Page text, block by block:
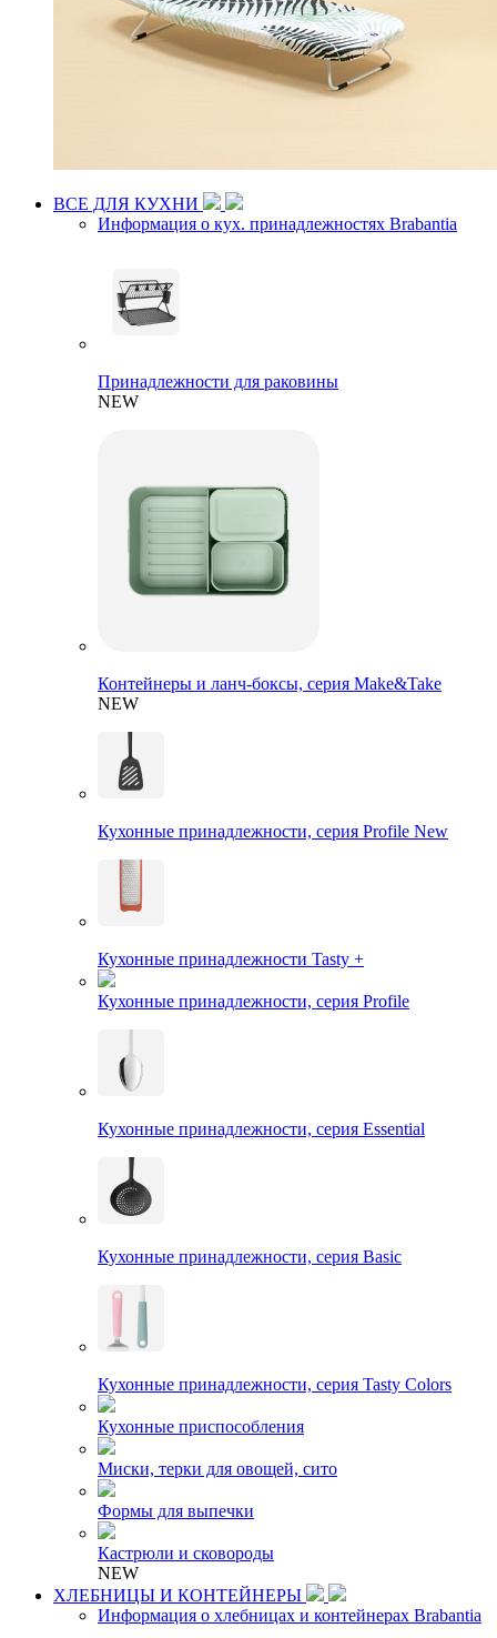
ВСЕ ДЛЯ КУХНИ
Информация о кух. принадлежностях Brabantia
Принадлежности для раковины
NEW
Контейнеры и ланч-боксы, серия Make&Take
NEW
Кухонные принадлежности, серия Profile New
Кухонные принадлежности Tasty +
Кухонные принадлежности, серия Profile
Кухонные принадлежности, серия Essential
Кухонные принадлежности, серия Basic
Кухонные принадлежности, серия Tasty Colors
Кухонные приспособления
Миски, терки для овощей, сито
Формы для выпечки
Кастрюли и сковороды
NEW
ХЛЕБНИЦЫ И КОНТЕЙНЕРЫ
Информация о хлебницах и контейнерах Brabantia